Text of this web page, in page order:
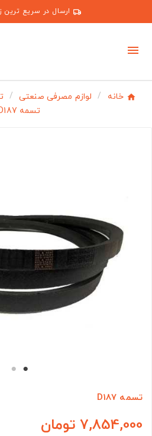
ارسال در سریع
خانه لوازم مصرفی صنعتی
تسمه D187
تسمه D187
7,854,000 تومان